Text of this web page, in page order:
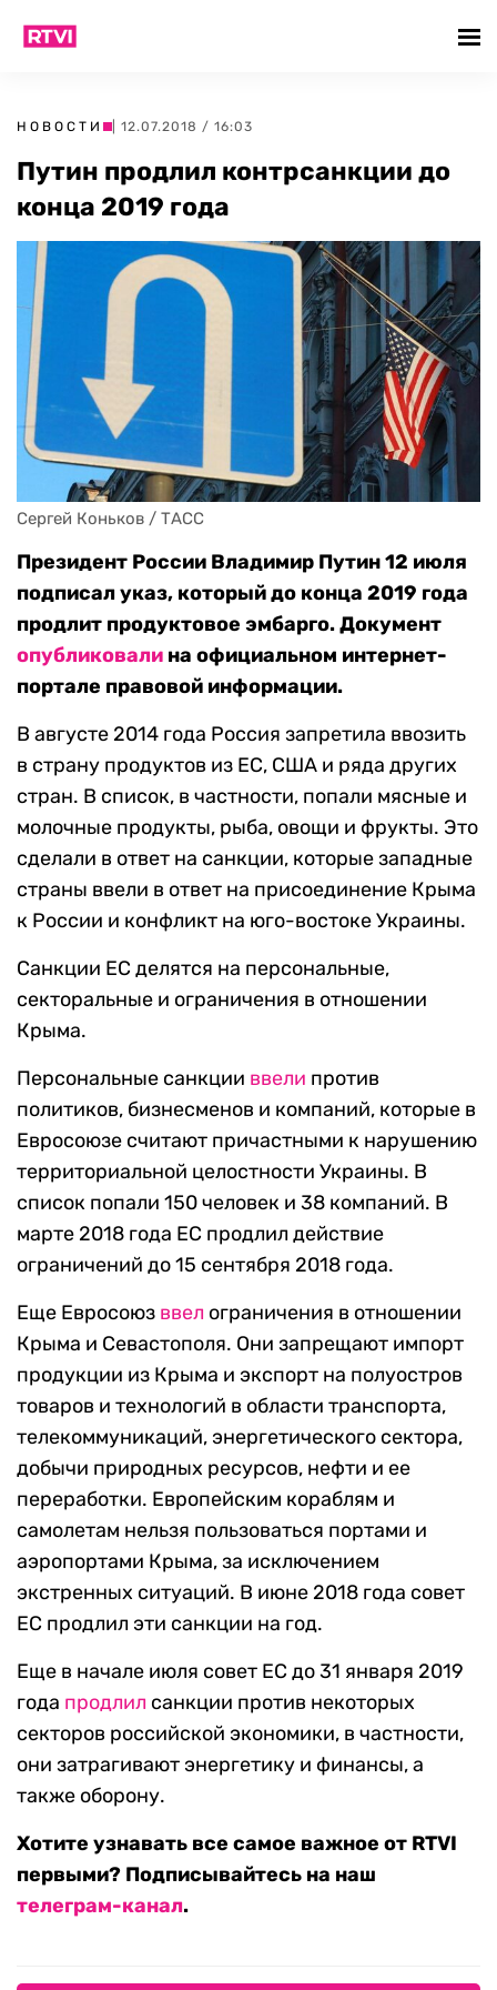
НОВОСТИ | 12.07.2018 / 16:03
Путин продлил контрсанкции до
конца 2019 года
Сергей Коньков / ТАСС
Президент России Владимир Путин 12 июля
подписал указ, который до конца 2019 года
продлит продуктовое эмбарго. Документ
опубликовали на официальном интернет-
портале правовой информации.
В августе 2014 года Россия запретила ввозить
в страну продуктов из ЕС, США и ряда других
стран. В список, в частности, попали мясные и
молочные продукты, рыба, овощи и фрукты. Это
сделали в ответ на санкции, которые западные
страны ввели в ответ на присоединение Крыма
к России и конфликт на юго-востоке Украины.
Санкции ЕС делятся на персональные,
секторальные и ограничения в отношении
Крыма.
Персональные санкции ввели против
политиков, бизнесменов и компаний, которые в
Евросоюзе считают причастными к нарушению
территориальной целостности Украины. В
список попали 150 человек и 38 компаний. В
марте 2018 года ЕС продлил действие
ограничений до 15 сентября 2018 года.
Еще Евросоюз ввел ограничения в отношении
Крыма и Севастополя. Они запрещают импорт
продукции из Крыма и экспорт на полуостров
товаров и технологий в области транспорта,
телекоммуникаций, энергетического сектора,
добычи природных ресурсов, нефти и ее
переработки. Европейским кораблям и
самолетам нельзя пользоваться портами и
аэропортами Крыма, за исключением
экстренных ситуаций. В июне 2018 года совет
ЕС продлил эти санкции на год.
Еще в начале июля совет ЕС до 31 января 2019
года продлил санкции против некоторых
секторов российской экономики, в частности,
они затрагивают энергетику и финансы, а
также оборону.
Хотите узнавать все самое важное от RTVI
первыми? Подписывайтесь на наш
телеграм-канал.